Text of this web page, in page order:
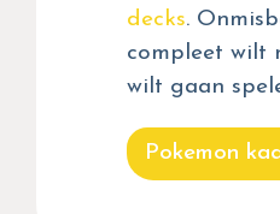
decks.
compleet wilt
wilt gaan
Pokemon